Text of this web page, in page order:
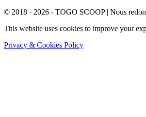
© 2018 - 2026 - TOGO SCOOP | Nous
This website uses cookies to improve your
Privacy & Cookies Policy